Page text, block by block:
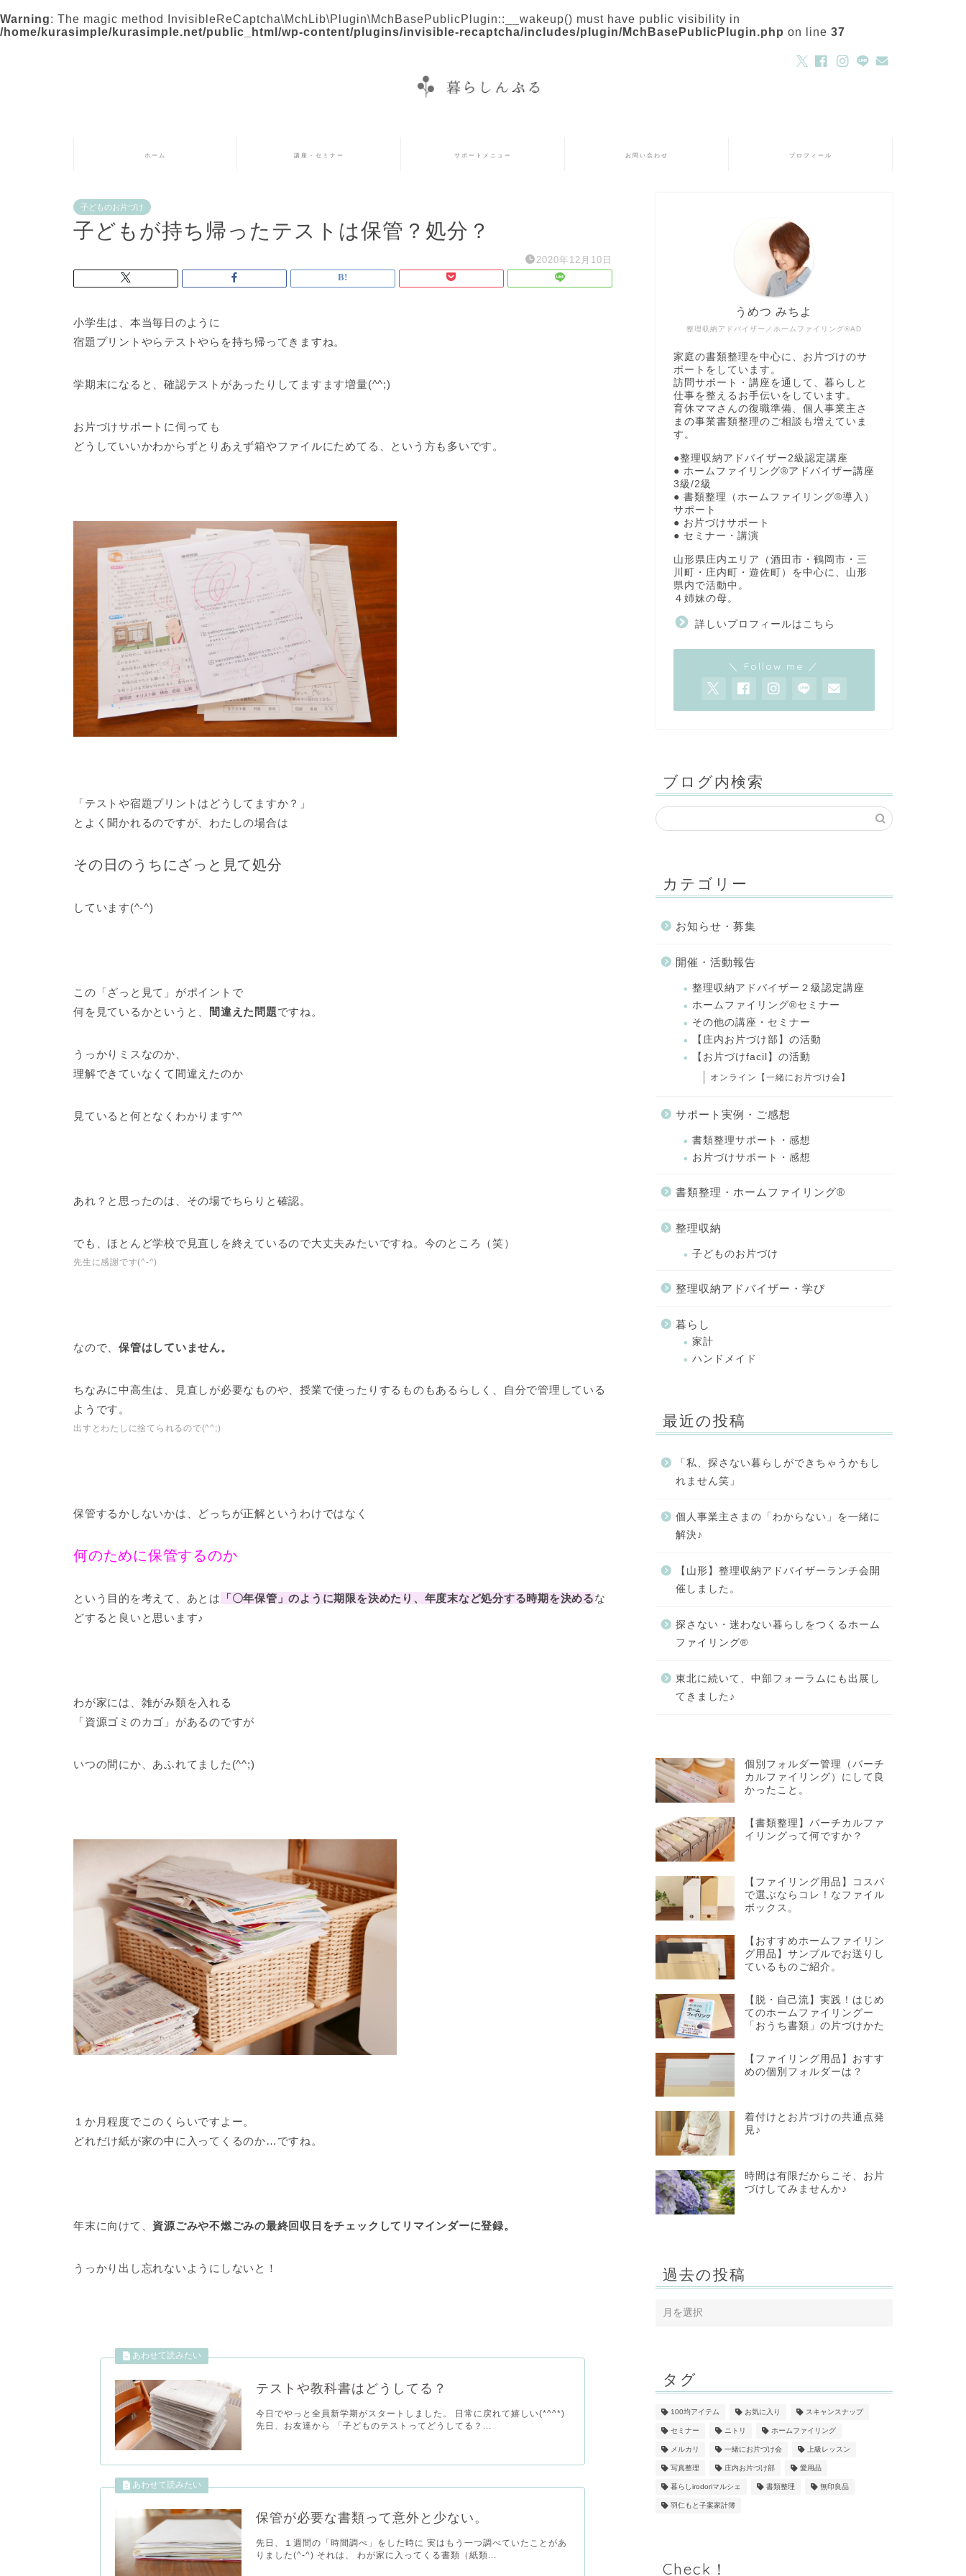
Warning: The magic method InvisibleReCaptcha\MchLib\Plugin\MchBasePublicPlugin::__wakeup() must have public visibility in
/home/kurasimple/kurasimple.net/public_html/wp-content/plugins/invisible-recaptcha/includes/plugin/MchBasePublicPlugin.php on line 37
ホーム 講座・セミナー サポートメニュー お問い合わせ プロフィール
子どものお片づけ
子どもが持ち帰ったテストは保管？処分？
2020年12月10日
小学生は、本当毎日のように
宿題プリントやらテストやらを持ち帰ってきますね。
学期末になると、確認テストがあったりしてますます増量(^^;)
お片づけサポートに伺っても
どうしていいかわからずとりあえず箱やファイルにためてる、という方も多いです。
「テストや宿題プリントはどうしてますか？」
とよく聞かれるのですが、わたしの場合は
その日のうちにざっと見て処分
しています(^-^)
この「ざっと見て」がポイントで
何を見ているかというと、
間違えた問題ですね。
うっかりミスなのか、
理解できていなくて間違えたのか
見ていると何となくわかります^^
あれ？と思ったのは、その場でちらりと確認。
でも、ほとんど学校で見直しを終えているので大丈夫みたいですね。今のところ（笑）
先生に感謝です(^-^)
なので、保管はしていません。
ちなみに中高生は、見直しが必要なものや、授業で使ったりするものもあるらしく、自分で管理している
ようです。
出すとわたしに捨てられるので(^^;)
保管するかしないかは、どっちが正解というわけではなく
何のために保管するのか
という目的を考えて、あとは 「〇年保管」のように期限を決めたり、年度末など処分する時期を決めるな
どすると良いと思います♪
わが家には、雑がみ類を入れる
「資源ゴミのカゴ」があるのですが
いつの間にか、あふれてました(^^;)
１か月程度でこのくらいですよー。
どれだけ紙が家の中に入ってくるのか…ですね。
年末に向けて、 資源ごみや不燃ごみの最終回収日をチェックしてリマインダーに登録。
うっかり出し忘れないようにしないと！
テストや教科書はどうしてる？
今日でやっと全員新学期がスタートしました。 日常に戻れて嬉しい(*^^*)
先日、お友達から 「子どものテストってどうしてる？...
保管が必要な書類って意外と少ない。
先日、１週間の「時間調べ」をした時に 実はもう一つ調べていたことがあ
りました(^-^) それは、 わが家に入ってくる書類（紙類...
整理収納アドバイザー／ホームファイリング®AD
うめつ みちよ
家庭の書類整理を中心に、お片づけのサ
ポートをしています。
訪問サポート・講座を通して、暮らしと
仕事を整えるお手伝いをしています。
育休ママさんの復職準備、個人事業主さ
まの事業書類整理のご相談も増えていま
す。
●整理収納アドバイザー2級認定講座
● ホームファイリング®アドバイザー講座
3級/2級
● 書類整理（ホームファイリング®導入）
サポート
● お片づけサポート
● セミナー・講演
山形県庄内エリア（酒田市・鶴岡市・三
川町・庄内町・遊佐町）を中心に、山形
県内で活動中。
４姉妹の母。
詳しいプロフィールはこちら
＼ Follow me ／
ブログ内検索
カテゴリー
お知らせ・募集
開催・活動報告
整理収納アドバイザー２級認定講座
ホームファイリング®セミナー
その他の講座・セミナー
【庄内お片づけ部】の活動
【お片づけfacil】の活動
オンライン【一緒にお片づけ会】
サポート実例・ご感想
書類整理サポート・感想
お片づけサポート・感想
書類整理・ホームファイリング®
整理収納
子どものお片づけ
整理収納アドバイザー・学び
暮らし
家計
ハンドメイド
最近の投稿
「私、探さない暮らしができちゃうかもし
れません笑」
個人事業主さまの「わからない」を一緒に
解決♪
【山形】整理収納アドバイザーランチ会開
催しました。
探さない・迷わない暮らしをつくるホーム
ファイリング®
東北に続いて、中部フォーラムにも出展し
てきました♪
個別フォルダー管理（バーチ
カルファイリング）にして良
かったこと。
【書類整理】バーチカルファ
イリングって何ですか？
【ファイリング用品】コスパ
で選ぶならコレ！なファイル
ボックス。
【おすすめホームファイリン
グ用品】サンプルでお送りし
ているものご紹介。
【脱・自己流】実践！はじめ
てのホームファイリングー
「おうち書類」の片づけかた
【ファイリング用品】おすす
めの個別フォルダーは？
着付けとお片づけの共通点発
見♪
時間は有限だからこそ、お片
づけしてみませんか♪
過去の投稿
タグ
100均アイテム お気に入り スキャンスナップ
セミナー ニトリ ホームファイリング
メルカリ 一緒にお片づけ会 上級レッスン
写真整理 庄内お片づけ部 愛用品
暮らしirodoriマルシェ 書類整理 無印良品
羽仁もと子案家計簿
Check！